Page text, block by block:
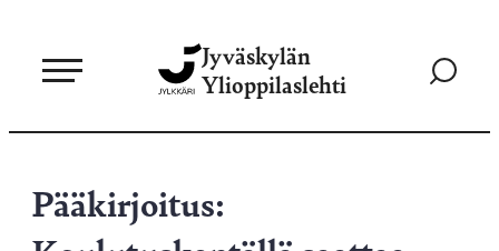
sisältöön
Jyväskylän
Ylioppilaslehti
Siirry
Pääkirjoitus: